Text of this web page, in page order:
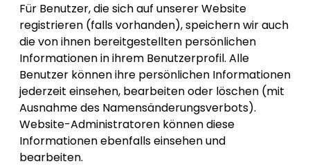
Für Benutzer, die sich auf unserer Website
registrieren (falls vorhanden), speichern wir auch
die von ihnen bereitgestellten persönlichen
Informationen in ihrem Benutzerprofil. Alle
Benutzer können ihre persönlichen Informationen
jederzeit einsehen, bearbeiten oder löschen (mit
Ausnahme des Namensänderungsverbots).
Website-Administratoren können diese
Informationen ebenfalls einsehen und
bearbeiten.